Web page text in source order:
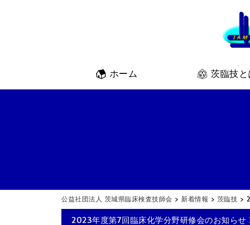
ホーム 茨臨技と
公益社団法人 茨城県臨床検査技師会 > 新着情報 > 茨臨技 >
2023年度第7回臨床化学分野研修会のお知らせ